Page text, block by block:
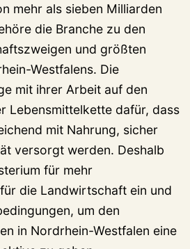
mehr als sieben Milliarden
die Branche zu den
und größten
Westfalens. Die
mit ihrer Arbeit auf den
Lebensmittelkette dafür, dass
mit Nahrung, sicher
versorgt werden. Deshalb
für mehr
die Landwirtschaft ein und
um den
in Nordrhein-Westfalen eine